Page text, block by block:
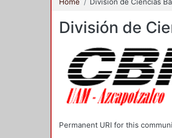
División de
Permanent URI for this